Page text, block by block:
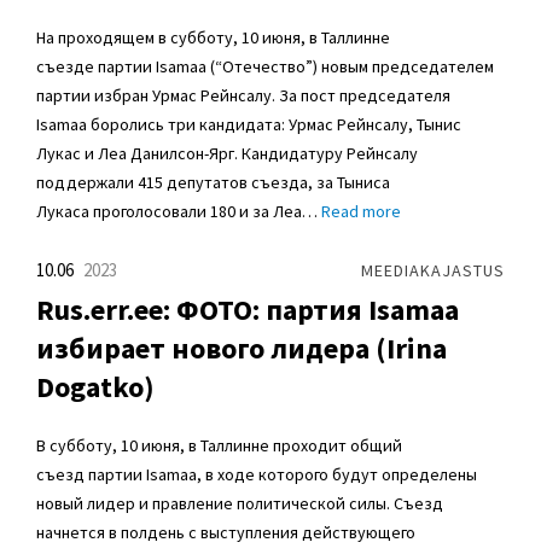
На проходящем в субботу, 10 июня, в Таллинне
съезде партии Isamaa (“Отечество”) новым председателем
партии избран Урмас Рейнсалу. За пост председателя
Isamaa боролись три кандидата: Урмас Рейнсалу, Тынис
Лукас и Леа Данилсон-Ярг. Кандидатуру Рейнсалу
поддержали 415 депутатов съезда, за Тыниса
Лукаса проголосовали 180 и за Леа… Read more
MEEDIAKAJASTUS
10.06 2023
Rus.err.ee: ФОТО: партия Isamaa
избирает нового лидера (Irina
Dogatko)
В субботу, 10 июня, в Таллинне проходит общий
съезд партии Isamaa, в ходе которого будут определены
новый лидер и правление политической силы. Съезд
начнется в полдень с выступления действующего